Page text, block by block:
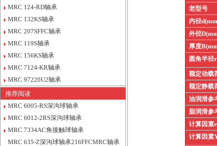
MRC 124-RD轴承
MRC 132KS轴承
MRC 207SFFC轴承
MRC 119S轴承
MRC 156KS轴承
MRC 7124-KR轴承
MRC 97220U2轴承
推荐阅读
MRC 6005-RS深沟球轴承
MRC 6012-2RS深沟球轴承
MRC 7334AC角接触球轴承
MRC 635-Z深沟球轴承216FFCMRC轴承
老型号
内径
外径
厚度
圆角半径r
额定动载
额定静载
油润滑参
脂润滑参
计算因素e
计算因素